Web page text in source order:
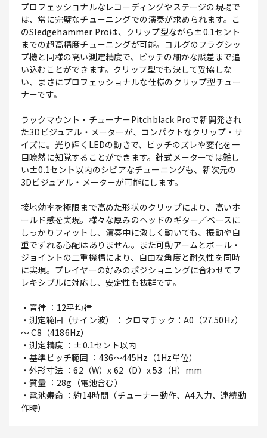
プロフェッショナルなレコーディングやステージの現場で
は、常に完璧なチューニングでの演奏が求められます。こ
のSledgehammer Proは、クリップ型ながら±0.1セント
までの超高精度チューニングが可能。コルグのフラグシッ
プ機と同様の高い測定精度で、ピッチの細かな誤差まで追
い込むことができます。クリップ型でも決して妥協しな
い、まさにプロフェッショナルな仕様のクリップ型チュー
ナーです。
ラックマウント・チューナーPitchblack Proで新開発され
た3Dビジュアル・メーターが、コンパクトなクリップ・サ
イズに。光り輝くLEDの動きで、ピッチのズレや変化を一
目瞭然に知覚することができます。針式メーターでは難し
い±0.1セント以内のシビアなチューニングも、新次元の
3Dビジュアル・メーターが可能にします。
接地効率を極限まで高めた形状のクリップにより、高いホ
ールド感を実現。様々な厚みのヘッドのギター／ベースに
しっかりフィットし、演奏中に激しく動いても、振動や自
重でずれる心配はありません。また可動アームとボール・
ジョイントの二重機構により、自由な角度と耐久性を同時
に実現。プレイヤーの好みのポジショニングに合わせてフ
レキシブルに対応し、安定性も抜群です。
・音律 ：12平均律
・測定範囲（サイン波） ：クロマチック：A0（27.50Hz）
～ C8（4186Hz）
・測定精度 ：±0.1セント以内
・基準ピッチ範囲 ：436～445Hz（1Hz単位）
・外形寸法 ：62（W）x 62（D）x 53（H）mm
・質量 ：28g（電池含む）
・電池寿命 ：約14時間（チューナー動作、A4入力、連続動
作時）